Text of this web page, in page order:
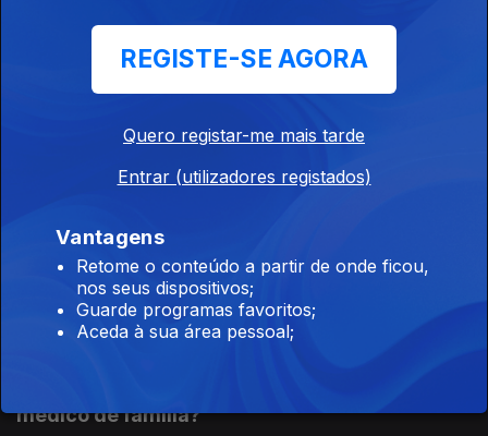
político do partido Livre.
As mudanças no crédito à habitação
03 jul. 2026
empréstimos. Decisão acertada? Respondem Francisco
Paupério, investigador e político do partido Livre e André
Silva, fundador e primeiro presidente do PAN.
02 jul. 2026
A Ministra do Ambiente diz que "não há razão de ser" para o
preço dos combustíveis. Faz sentido fiscalizar? Respondem o
antigo Ministro da Educação, Tiago Brandão Rodrigues, e o
médico de família?
REGISTE-SE AGORA
Quero registar-me mais tarde
Entrar (utilizadores registados)
Vantagens
Retome o conteúdo a partir de onde ficou,
nos seus dispositivos;
Guarde programas favoritos;
Aceda à sua área pessoal;